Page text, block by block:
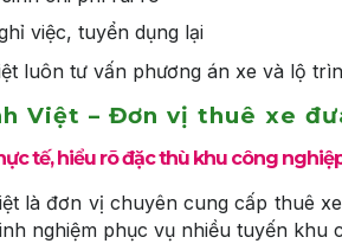
việc, tuyển dụng lại
luôn tư vấn phương án xe và lộ
Việt – Đơn vị thuê xe
tế, hiểu rõ đặc thù khu công
là đơn vị chuyên cung cấp thuê
nghiệm phục vụ nhiều tuyến khu